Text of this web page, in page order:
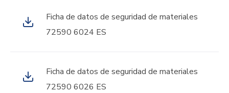
Ficha de datos de seguridad de materiales
72590 6024 ES
Ficha de datos de seguridad de materiales
72590 6026 ES